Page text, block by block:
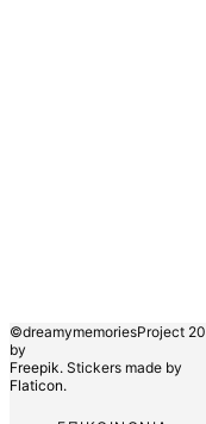
©dreamymemoriesProject
by
Freepik. Stickers made by
Flaticon.